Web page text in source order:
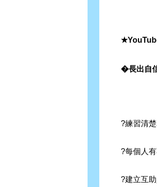
★YouTube
�長出自信
?練習清楚
?每個人有
?建立互助